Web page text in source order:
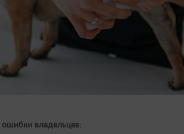
ошибки владельцев: